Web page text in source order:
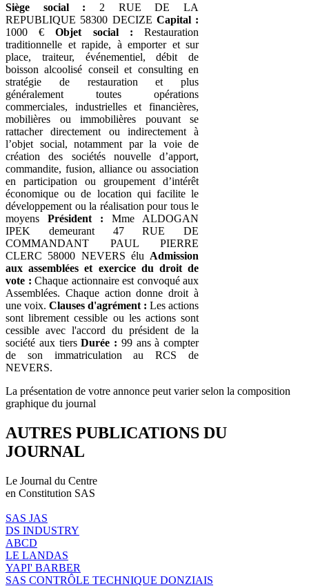
Siège social : 2 RUE DE LA
REPUBLIQUE 58300 DECIZE Capital :
1000 €Objet social : Restauration
traditionnelle et rapide, à emporter et sur
place, traiteur, événementiel, débit de
boisson alcoolisé conseil et consulting en
stratégie de restauration et plus
généralement toutes opérations
commerciales, industrielles et financières,
mobilières ou immobilières pouvant se
rattacher directement ou indirectement à
l’objet social, notamment par la voie de
création des sociétés nouvelle d’apport,
commandite, fusion, alliance ou association
en participation ou groupement d’intérêt
économique ou de location qui facilite le
développement ou la réalisation pour tous le
moyens Président : Mme ALDOGAN
IPEK demeurant 47 RUE DE
COMMANDANT PAUL PIERRE
CLERC 58000 NEVERS élu Admission
aux assemblées et exercice du droit de
vote : Chaque actionnaire est convoqué aux
Assemblées. Chaque action donne droit à
une voix. Clauses d'agrément : Les actions
sont librement cessible ou les actions sont
cessible avec l'accord du président de la
société aux tiersDurée : 99 ans à compter
de son immatriculation au RCS de
NEVERS.
La présentation de votre annonce peut varier selon la composition
graphique du journal
AUTRES PUBLICATIONS DU
JOURNAL
Le Journal du Centre
en Constitution SAS
SAS JAS
DS INDUSTRY
ABCD
LE LANDAS
YAPI' BARBER
SAS CONTRÔLE TECHNIQUE DONZIAIS